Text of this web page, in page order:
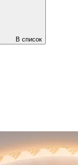
В список